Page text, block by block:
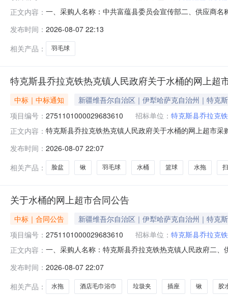
正文内容： 一、采购人名称：中共富蕴县委员会宣传部二、供应商
VICTOR羽毛球网-C-7004球网(盒装威克多/VICTORC-
发布时间： 2026-08-07 22:13
相关产品：
羽毛球
特克斯县乔拉克铁热克镇人民政府关于水桶的网上超
中标｜中标通知
新疆维吾尔自治区｜伊犁哈萨克自治州｜特克
项目编号： 2751101000029683610 招标单位： 特克斯县乔拉克
正文内容： 特克斯县乔拉克铁热克镇人民政府关于水桶的网上超市
区划编码:654027项目所在行政区划名称:新疆维吾尔自
发布时间： 2026-08-07 22:07
相关产品：
脸盆 锹 羽毛球 水桶 篮球 水拖
关于水桶的网上超市合同公告
中标｜合同公告
新疆维吾尔自治区｜伊犁哈萨克自治州｜特克
项目编号： 2751101000029683610 招标单位： 特克斯县乔拉克
正文内容： 一、采购人名称：特克斯县乔拉克铁热克镇人民政府二
6.00331982安赛瑞27354水桶安赛瑞27354个
发布时间： 2026-08-07 22:07
相关产品：
水拖 酒店毛巾浴巾 垃圾夹 插座 锹 胶